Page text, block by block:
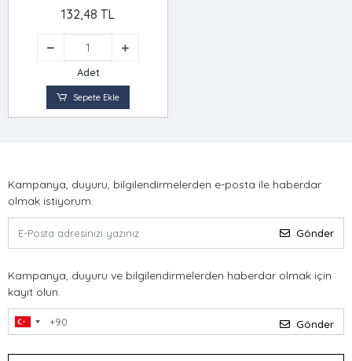
132,48 TL
Adet
Sepete Ekle
Kampanya, duyuru, bilgilendirmelerden e-posta ile haberdar
olmak istiyorum.
Gönder
Kampanya, duyuru ve bilgilendirmelerden haberdar olmak için
kayıt olun.
Gönder